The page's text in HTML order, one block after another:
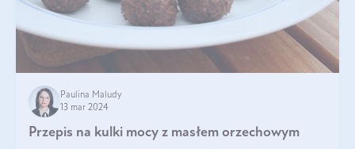
Paulina Maludy
13 mar 2024
Przepis na kulki mocy z masłem orzechowym